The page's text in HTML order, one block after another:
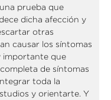
prueba que
dicha afección y
otras
causar los síntomas
importante que
de síntomas
toda la
y orientarte. Y